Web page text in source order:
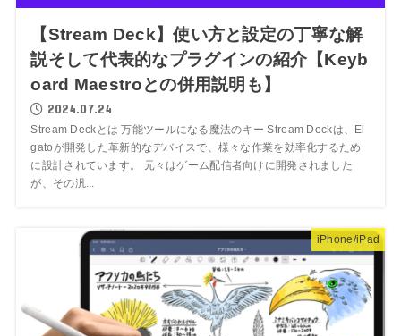
【Stream Deck】使い方と設定の丁寧な解
説そして代表的なプラグインの紹介【Keyb
oard Maestroとの併用説明も】
2024.07.24
Stream Deckとは 万能ツールになる魔法のキー Stream Deckは、El
gatoが開発した革新的なデバイスで、様々な作業を効率化するため
に設計されています。 元々はゲーム配信者向けに開発されました
が、その汎...
iPhone/iPad